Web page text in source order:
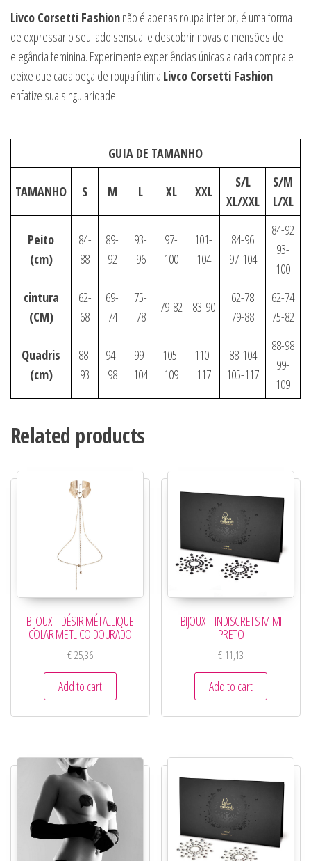
Livco Corsetti Fashionnão é apenas roupa interior, é uma forma
de expressar o seu lado sensual e descobrir novas dimensões de
elegância feminina. Experimente experiências únicas a cada compra e
deixe que cada peça de roupa íntima Livco Corsetti Fashion
enfatize sua singularidade.
GUIA DE TAMANHO
TAMANHO S M L XL XXL
S/L
XL/XXL
S/M
L/XL
Peito
(cm)
84-
88
89-
92
93-
96
97-
100
101-
104
84-96
97-104
84-92
93-
100
cintura
(CM)
62-
68
69-
74
75-
78
79-82 83-90
62-78
79-88
62-74
75-82
Quadris
(cm)
88-
93
94-
98
99-
104
105-
109
110-
117
88-104
105-117
88-98
99-
109
Related products
BIJOUX – DÉSIR MÉTALLIQUE
COLAR METLICO DOURADO
€25,36
Add to cart
BIJOUX – INDISCRETS MIMI
PRETO
€ 11,13
Add to cart